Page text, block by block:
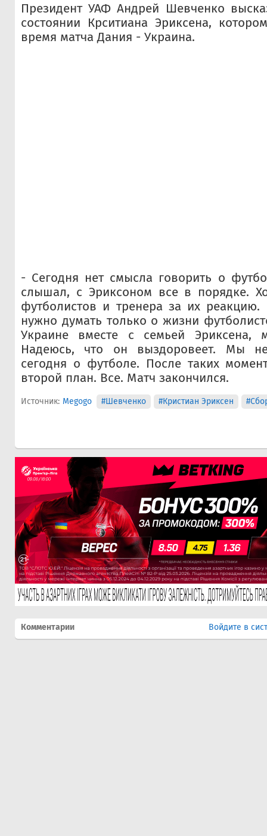
Президент УАФ Андрей Шевченко
состоянии Крситиана Эриксена,
время матча Дания - Украина.
- Сегодня нет смысла говорить о
слышал, с Эриксоном все в порядке.
футболистов и тренера за их реакцию.
нужно думать только о жизни
Украине вместе с семьей
Надеюсь, что он выздоровеет. Мы
сегодня о футболе. После таких
второй план. Все. Матч закончился.
Источник: Megogo #Шевченко #Кристиан Эриксен
Комментарии Войдите в